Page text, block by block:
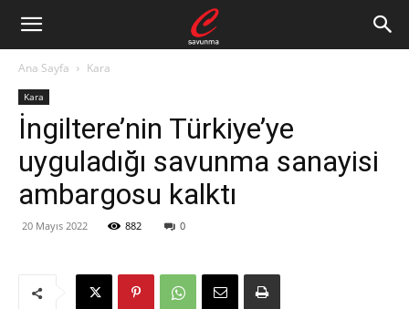
Ana Sayfa Kara
Kara
İngiltere’nin Türkiye’ye
uyguladığı savunma sanayisi
ambargosu kalktı
20 Mayıs 2022 882 0